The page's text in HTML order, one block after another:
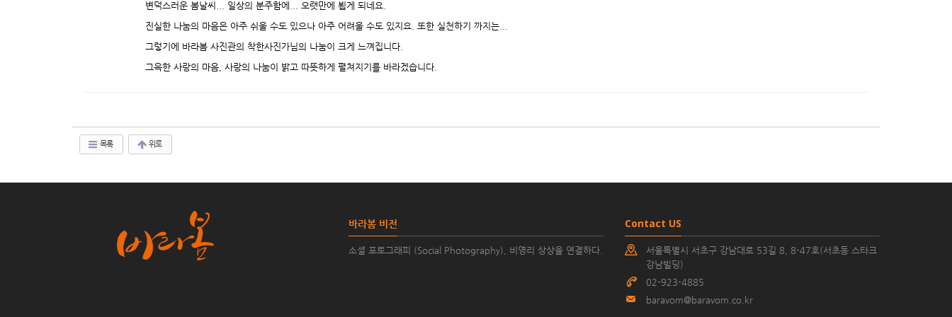
변덕스러운 봄날씨... 일상의 분주함에... 오랫만에 뵙게 되네요.
진실한 나눔의 마음은 아주 쉬울 수도 있으나 아주 어려울 수도 있지요. 또한 실천하기 까지는...
그렇기에 바라봄 사진관의 착한사진가님의 나눔이 크게 느껴집니다.
그윽한 사랑의 마음, 사랑의 나눔이 밝고 따뜻하게 펼쳐지기를 바라겠습니다.
목록 위로
바라봄 비전
소셜 포토그래피 (Social Photography), 비영리 상상을 연결하다.
Contact US
서울특별시 서초구 강남대로 53길 8, 8-47호(서초동 스타크
강남빌딩)
02-923-4885
baravom@baravom.co.kr